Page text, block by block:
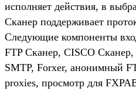
исполняет действия, в
Сканер поддерживает
Следующие компоненты
FTP Сканер, CISCO
SMTP, Forxer, анонимный
proxies, просмотр для